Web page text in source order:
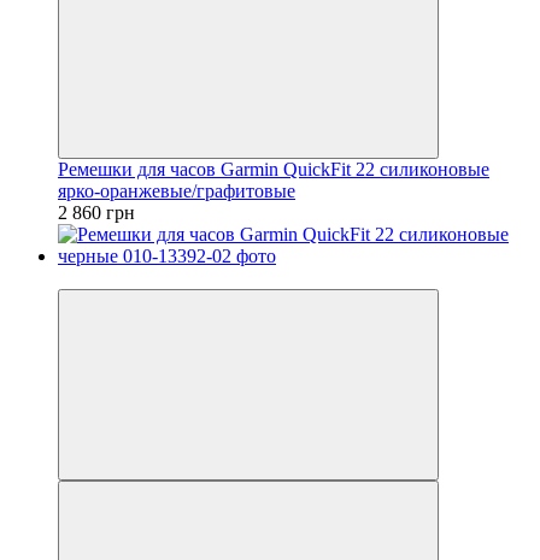
Ремешки для часов Garmin QuickFit 22 силиконовые
ярко-оранжевые/графитовые
2 860 грн